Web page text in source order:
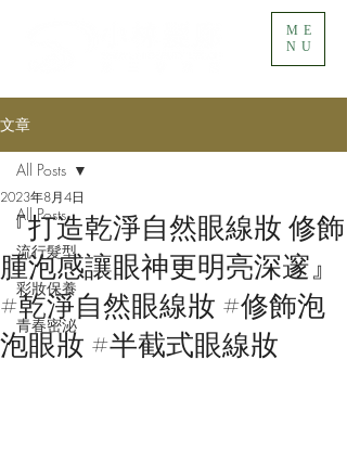
ME
NU
文章
All Posts
流行髮型
彩妝保養
青春密泌
All Posts
『打造乾淨自然眼線妝 修飾
腫泡感讓眼神更明亮深邃』
#乾淨自然眼線妝 #修飾泡
泡眼妝 #半截式眼線妝
2023年8月4日